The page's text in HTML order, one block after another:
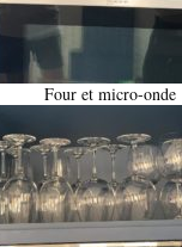
Four et micro-onde